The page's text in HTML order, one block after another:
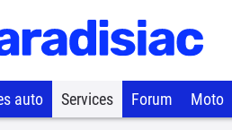
auto Services Forum Moto